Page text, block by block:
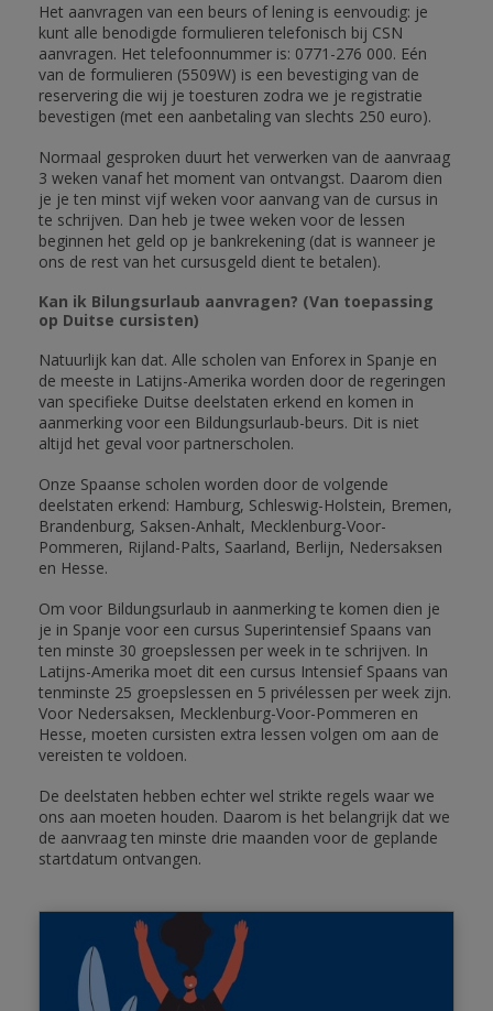
Het aanvragen van een beurs of lening is eenvoudig: je
kunt alle benodigde formulieren telefonisch bij CSN
aanvragen. Het telefoonnummer is: 0771-276 000. Eén
van de formulieren (5509W) is een bevestiging van de
reservering die wij je toesturen zodra we je registratie
bevestigen (met een aanbetaling van slechts 250 euro).
Normaal gesproken duurt het verwerken van de aanvraag
3 weken vanaf het moment van ontvangst. Daarom dien
je je ten minst vijf weken voor aanvang van de cursus in
te schrijven. Dan heb je twee weken voor de lessen
beginnen het geld op je bankrekening (dat is wanneer je
ons de rest van het cursusgeld dient te betalen).
Kan ik Bilungsurlaub aanvragen? (Van toepassing
op Duitse cursisten)
Natuurlijk kan dat. Alle scholen van Enforex in Spanje en
de meeste in Latijns-Amerika worden door de regeringen
van specifieke Duitse deelstaten erkend en komen in
aanmerking voor een Bildungsurlaub-beurs. Dit is niet
altijd het geval voor partnerscholen.
Onze Spaanse scholen worden door de volgende
deelstaten erkend: Hamburg, Schleswig-Holstein, Bremen,
Brandenburg, Saksen-Anhalt, Mecklenburg-Voor-
Pommeren, Rijland-Palts, Saarland, Berlijn, Nedersaksen
en Hesse.
Om voor Bildungsurlaub in aanmerking te komen dien je
je in Spanje voor een cursus Superintensief Spaans van
ten minste 30 groepslessen per week in te schrijven. In
Latijns-Amerika moet dit een cursus Intensief Spaans van
tenminste 25 groepslessen en 5 privélessen per week zijn.
Voor Nedersaksen, Mecklenburg-Voor-Pommeren en
Hesse, moeten cursisten extra lessen volgen om aan de
vereisten te voldoen.
De deelstaten hebben echter wel strikte regels waar we
ons aan moeten houden. Daarom is het belangrijk dat we
de aanvraag ten minste drie maanden voor de geplande
startdatum ontvangen.